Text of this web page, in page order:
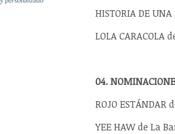
HISTORIA DE
LOLA CARACOLA
04.
ROJO
YEE HAW de La